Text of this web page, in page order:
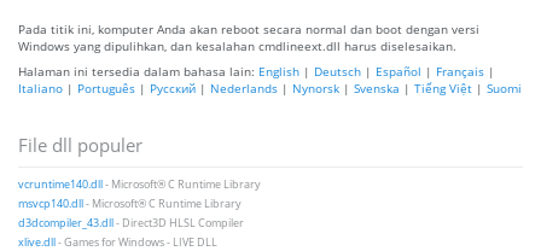
Pada titik ini, komputer Anda akan reboot secara normal dan boot dengan versi
Windows yang dipulihkan, dan kesalahan cmdlineext.dll harus diselesaikan.
Halaman ini tersedia dalam bahasa lain: English | Deutsch | Español | Français |
Italiano | Português | Русский | Nederlands | Nynorsk | Svenska | Tiếng Việt | Suomi
File dll populer
vcruntime140.dll- Microsoft® C Runtime Library
msvcp140.dll- Microsoft® C Runtime Library
d3dcompiler_43.dll- Direct3D HLSL Compiler
xlive.dll- Games for Windows - LIVE DLL